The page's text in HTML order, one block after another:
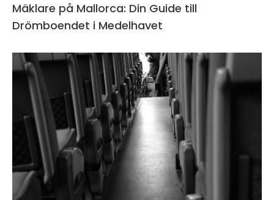
Mäklare på Mallorca: Din Guide till
Drömboendet i Medelhavet